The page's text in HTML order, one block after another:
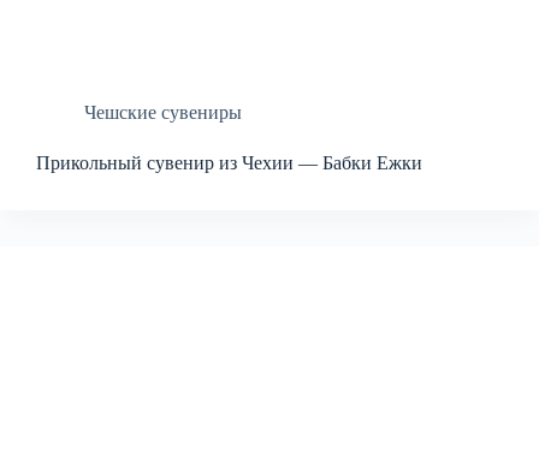
Чешские сувениры
Прикольный сувенир из Чехии — Бабки Ежки